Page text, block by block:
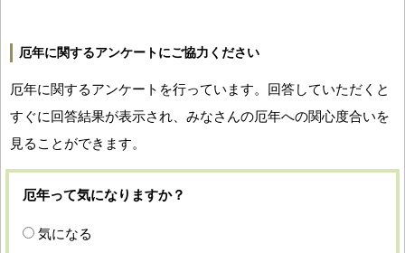
厄年に関するアンケートにご協力ください
厄年に関するアンケートを行っています。回答していただくと
すぐに回答結果が表示され、みなさんの厄年への関心度合いを
見ることができます。
厄年って気になりますか？
気になる